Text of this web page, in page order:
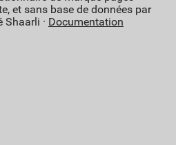
et sans base de données par
Shaarli · Documentation